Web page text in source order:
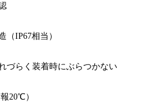
（IP67相当）
づらく装着時にぶらつかない
20℃）